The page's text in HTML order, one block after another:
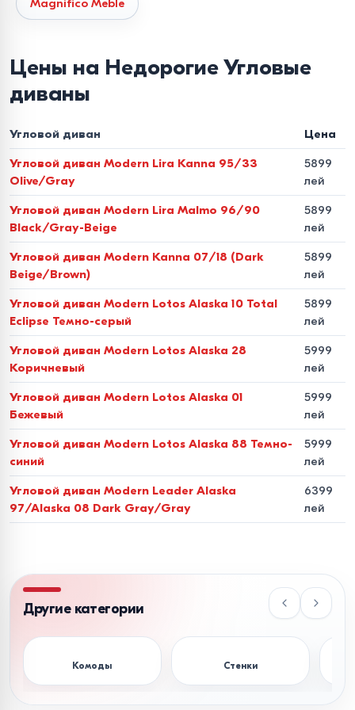
которых можно менять.
Материалы и качество
исполнения
Долговечность мебели напрямую зависит от её
внутренней структуры. Наши угловые диваны
изготавливаются из сертифицированных материалов:
Каркас
прочное дерево и усиленные металлические
элементы.
Наполнениеортопедические пружинные блоки (Bonnel
или Pocket Spring) в сочетании с высокоэластичным
пенополиуретаном (ППУ).
Обивкаизносостойкая ткань (велюр, рогожка,
жаккард), стильная эко-кожа или элитная натуральная
кожа.
Почему стоит заказать
угловой диван в
Bigshop.md?
региона, чтобы покупка мебели была доступной и
удобной:
Низкие цены -прямые поставки позволяют нам
предлагать конкурентную стоимость угловых диванов в
Молдове.
Magnifico Meble
Цены на Недорогие Угловые
диваны
Угловой диван Цена
Угловой диван Modern Lira Kanna 95/33
Olive/Gray
5899
лей
Угловой диван Modern Lira Malmo 96/90
Black/Gray-Beige
5899
лей
Угловой диван Modern Kanna 07/18 (Dark
Beige/Brown)
5899
лей
Угловой диван Modern Lotos Alaska 10 Total
Eclipse Темно-серый
5899
лей
Угловой диван Modern Lotos Alaska 28
Коричневый
5999
лей
Угловой диван Modern Lotos Alaska 01
Бежевый
5999
лей
Угловой диван Modern Lotos Alaska 88 Темно-
синий
5999
лей
Угловой диван Modern Leader Alaska
97/Alaska 08 Dark Gray/Gray
6399
лей
Другие категории
Комоды Стенки